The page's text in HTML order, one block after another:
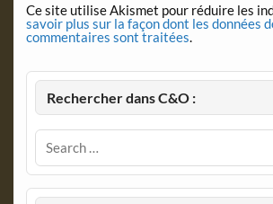
Ce site utilise Akismet pour réduire les
savoir plus sur la façon dont les données
commentaires sont traitées.
Rechercher dans C&O :